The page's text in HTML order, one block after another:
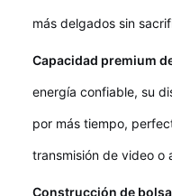
más delgados sin
Capacidad premium
energía confiable, su
por más tiempo,
transmisión de video o
Construcción de